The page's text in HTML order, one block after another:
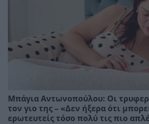
Μπάγια Αντωνοπούλου: Οι
τον γιο της – «Δεν ήξερα ότι
ερωτευτείς τόσο πολύ τις πιο